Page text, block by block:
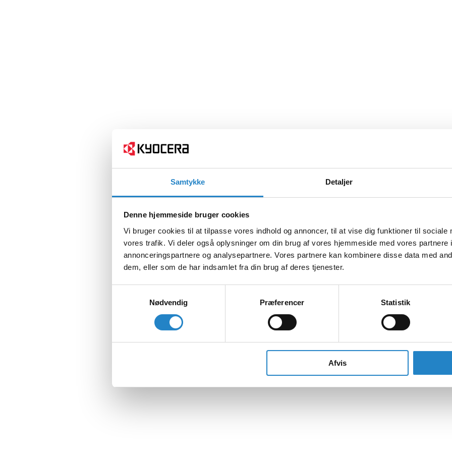
Samtykke Detaljer
Denne hjemmeside bruger cookies
Vi bruger cookies til at tilpasse vores indhold og annoncer, til at vise dig funktioner til sociale
vores trafik. Vi deler også oplysninger om din brug af vores hjemmeside med vores partnere
annonceringspartnere og analysepartnere. Vores partnere kan kombinere disse data med
dem, eller som de har indsamlet fra din brug af deres tjenester.
Nødvendig
Præferencer Statistik
Afvis